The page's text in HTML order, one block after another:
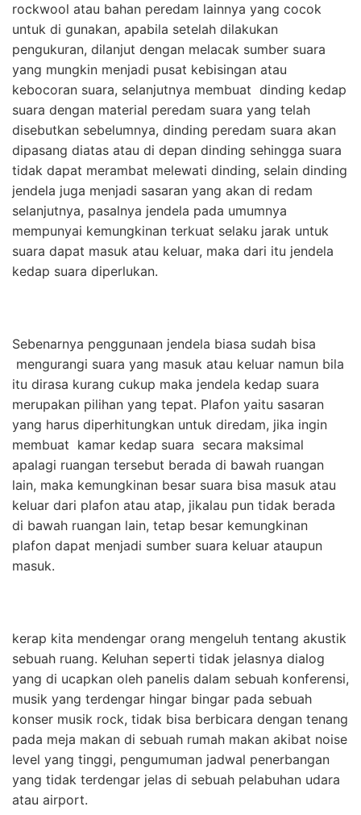
rockwool atau bahan peredam lainnya yang cocok
untuk di gunakan, apabila setelah dilakukan
pengukuran, dilanjut dengan melacak sumber suara
yang mungkin menjadi pusat kebisingan atau
kebocoran suara, selanjutnya membuat dinding kedap
suara dengan material peredam suara yang telah
disebutkan sebelumnya, dinding peredam suara akan
dipasang diatas atau di depan dinding sehingga suara
tidak dapat merambat melewati dinding, selain dinding
jendela juga menjadi sasaran yang akan di redam
selanjutnya, pasalnya jendela pada umumnya
mempunyai kemungkinan terkuat selaku jarak untuk
suara dapat masuk atau keluar, maka dari itu jendela
kedap suara diperlukan.
Sebenarnya penggunaan jendela biasa sudah bisa
mengurangi suara yang masuk atau keluar namun bila
itu dirasa kurang cukup maka jendela kedap suara
merupakan pilihan yang tepat. Plafon yaitu sasaran
yang harus diperhitungkan untuk diredam, jika ingin
membuat kamar kedap suara secara maksimal
apalagi ruangan tersebut berada di bawah ruangan
lain, maka kemungkinan besar suara bisa masuk atau
keluar dari plafon atau atap, jikalau pun tidak berada
di bawah ruangan lain, tetap besar kemungkinan
plafon dapat menjadi sumber suara keluar ataupun
masuk.
kerap kita mendengar orang mengeluh tentang akustik
sebuah ruang. Keluhan seperti tidak jelasnya dialog
yang di ucapkan oleh panelis dalam sebuah konferensi,
musik yang terdengar hingar bingar pada sebuah
konser musik rock, tidak bisa berbicara dengan tenang
pada meja makan di sebuah rumah makan akibat noise
level yang tinggi, pengumuman jadwal penerbangan
yang tidak terdengar jelas di sebuah pelabuhan udara
atau airport.